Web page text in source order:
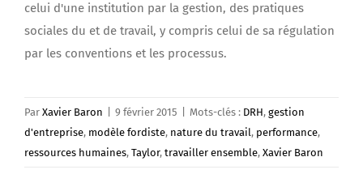
celui d'une institution par la gestion, des pratiques
sociales du et de travail, y compris celui de sa régulation
par les conventions et les processus.
Par Xavier Baron 9 février 2015 Mots-clés : DRH, gestion
d'entreprise, modèle fordiste, nature du travail, performance,
ressources humaines, Taylor, travailler ensemble, Xavier Baron